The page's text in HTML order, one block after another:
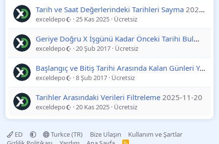
Tarih ve Saat Değerlerindeki Tarihleri Sayma 2025-11-25
exceldepo 25 Kas 2025 Ücretsiz
Geriye Doğru X İşgünü Kadar Önceki Tarihi Bulma
exceldepo 20 Şub 2017 Ücretsiz
Başlangıç ve Bitiş Tarihi Arasında Kalan Günleri Yazdırma
exceldepo 8 Şub 2017 Ücretsiz
Tarihler Arasındaki Verileri Filtreleme 2025-11-20
exceldepo 20 Kas 2025 Ücretsiz
ED Turkce (TR) Bize Ulaşın
Kullanım ve Şartlar
R